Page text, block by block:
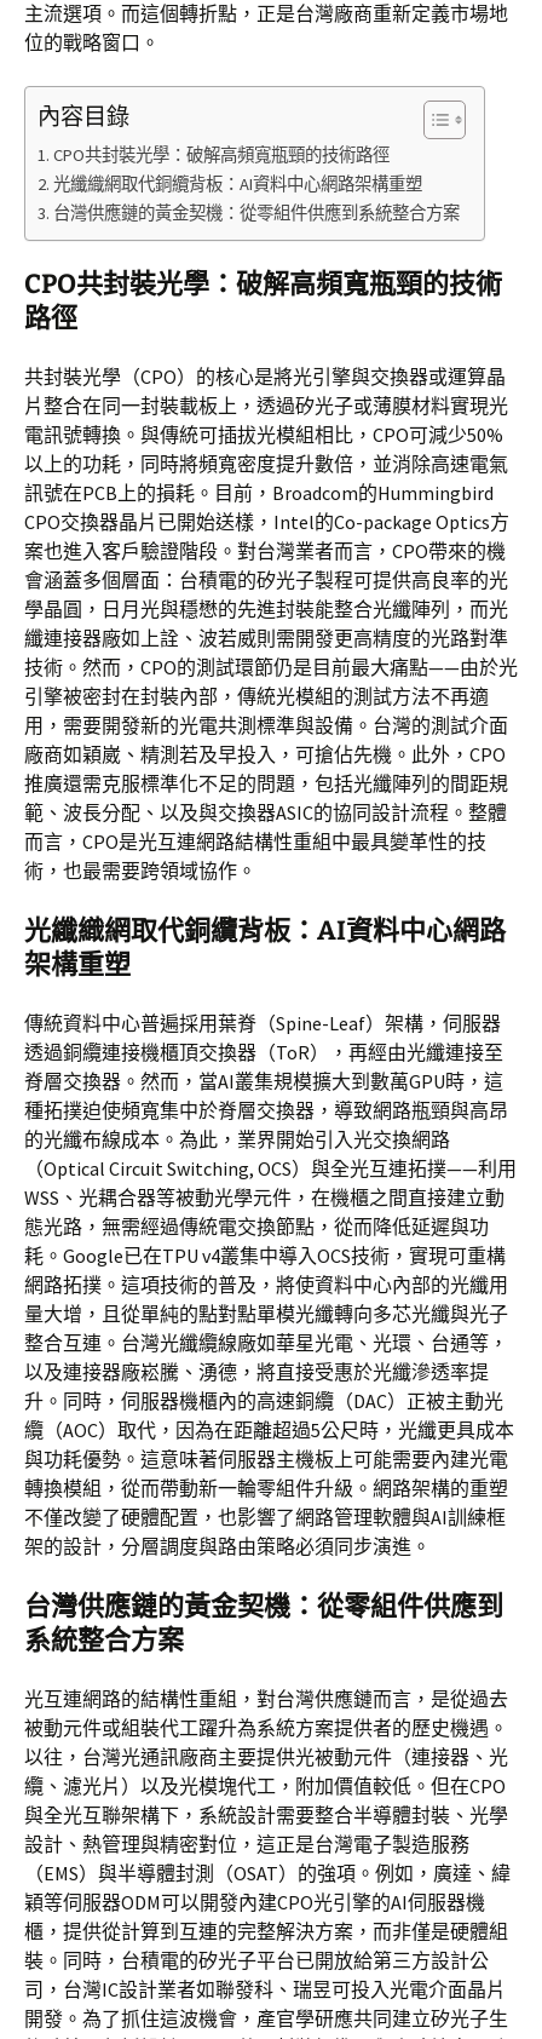
主流選項。而這個轉折點，正是台灣廠商重新定義市場地
位的戰略窗口。
內容目錄
CPO共封裝光學：破解高頻寬瓶頸的技術路徑
光纖織網取代銅纜背板：AI資料中心網路架構重塑
台灣供應鏈的黃金契機：從零組件供應到系統整合方案
CPO共封裝光學：破解高頻寬瓶頸的技術
路徑
共封裝光學（CPO）的核心是將光引擎與交換器或運算晶
片整合在同一封裝載板上，透過矽光子或薄膜材料實現光
電訊號轉換。與傳統可插拔光模組相比，CPO可減少50%
以上的功耗，同時將頻寬密度提升數倍，並消除高速電氣
訊號在PCB上的損耗。目前，Broadcom的Hummingbird
CPO交換器晶片已開始送樣，Intel的Co-package Optics方
案也進入客戶驗證階段。對台灣業者而言，CPO帶來的機
會涵蓋多個層面：台積電的矽光子製程可提供高良率的光
學晶圓，日月光與穩懋的先進封裝能整合光纖陣列，而光
纖連接器廠如上詮、波若威則需開發更高精度的光路對準
技術。然而，CPO的測試環節仍是目前最大痛點——由於光
引擎被密封在封裝內部，傳統光模組的測試方法不再適
用，需要開發新的光電共測標準與設備。台灣的測試介面
廠商如穎崴、精測若及早投入，可搶佔先機。此外，CPO
推廣還需克服標準化不足的問題，包括光纖陣列的間距規
範、波長分配、以及與交換器ASIC的協同設計流程。整體
而言，CPO是光互連網路結構性重組中最具變革性的技
術，也最需要跨領域協作。
光纖織網取代銅纜背板：AI資料中心網路
架構重塑
傳統資料中心普遍採用葉脊（Spine-Leaf）架構，伺服器
透過銅纜連接機櫃頂交換器（ToR），再經由光纖連接至
脊層交換器。然而，當AI叢集規模擴大到數萬GPU時，這
種拓撲迫使頻寬集中於脊層交換器，導致網路瓶頸與高昂
的光纖布線成本。為此，業界開始引入光交換網路
（Optical Circuit Switching, OCS）與全光互連拓撲——利用
WSS、光耦合器等被動光學元件，在機櫃之間直接建立動
態光路，無需經過傳統電交換節點，從而降低延遲與功
耗。Google已在TPU v4叢集中導入OCS技術，實現可重構
網路拓撲。這項技術的普及，將使資料中心內部的光纖用
量大增，且從單純的點對點單模光纖轉向多芯光纖與光子
整合互連。台灣光纖纜線廠如華星光電、光環、台通等，
以及連接器廠崧騰、湧德，將直接受惠於光纖滲透率提
升。同時，伺服器機櫃內的高速銅纜（DAC）正被主動光
纜（AOC）取代，因為在距離超過5公尺時，光纖更具成本
與功耗優勢。這意味著伺服器主機板上可能需要內建光電
轉換模組，從而帶動新一輪零組件升級。網路架構的重塑
不僅改變了硬體配置，也影響了網路管理軟體與AI訓練框
架的設計，分層調度與路由策略必須同步演進。
台灣供應鏈的黃金契機：從零組件供應到
系統整合方案
光互連網路的結構性重組，對台灣供應鏈而言，是從過去
被動元件或組裝代工躍升為系統方案提供者的歷史機遇。
以往，台灣光通訊廠商主要提供光被動元件（連接器、光
纜、濾光片）以及光模塊代工，附加價值較低。但在CPO
與全光互聯架構下，系統設計需要整合半導體封裝、光學
設計、熱管理與精密對位，這正是台灣電子製造服務
（EMS）與半導體封測（OSAT）的強項。例如，廣達、緯
穎等伺服器ODM可以開發內建CPO光引擎的AI伺服器機
櫃，提供從計算到互連的完整解決方案，而非僅是硬體組
裝。同時，台積電的矽光子平台已開放給第三方設計公
司，台灣IC設計業者如聯發科、瑞昱可投入光電介面晶片
開發。為了抓住這波機會，產官學研應共同建立矽光子生